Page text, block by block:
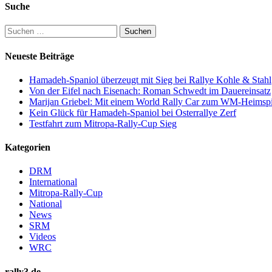
Suche
Suchen
nach:
Neueste Beiträge
Hamadeh-Spaniol überzeugt mit Sieg bei Rallye Kohle & Stahl
Von der Eifel nach Eisenach: Roman Schwedt im Dauereinsatz
Marijan Griebel: Mit einem World Rally Car zum WM-
Kein Glück für Hamadeh-Spaniol bei Osterrallye Zerf
Testfahrt zum Mitropa-Rally-Cup Sieg
Kategorien
DRM
International
Mitropa-Rally-Cup
National
News
SRM
Videos
WRC